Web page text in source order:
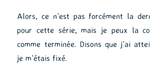
Alors, ce n’est pas forcément la
pour cette série, mais je peux la
comme terminée. Disons que j’ai
je m’étais fixé.